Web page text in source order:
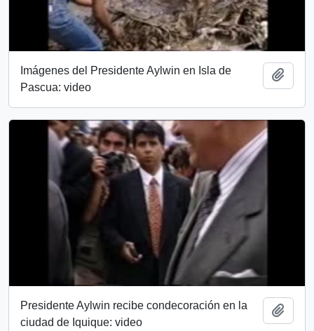
Imágenes del Presidente Aylwin en Isla de
Pascua: video
Presidente Aylwin recibe condecoración en la
ciudad de Iquique: video